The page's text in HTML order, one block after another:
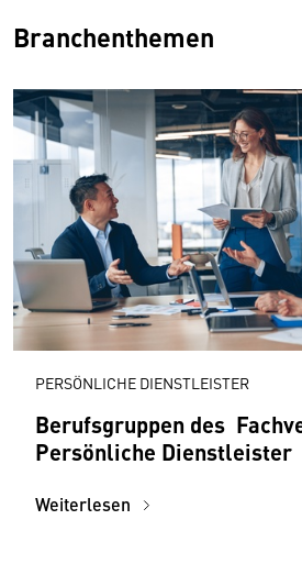
Branchenthemen
PERSÖNLICHE DIENSTLEISTER
Berufsgruppen des
Persönliche Dienst­leister
Weiterlesen